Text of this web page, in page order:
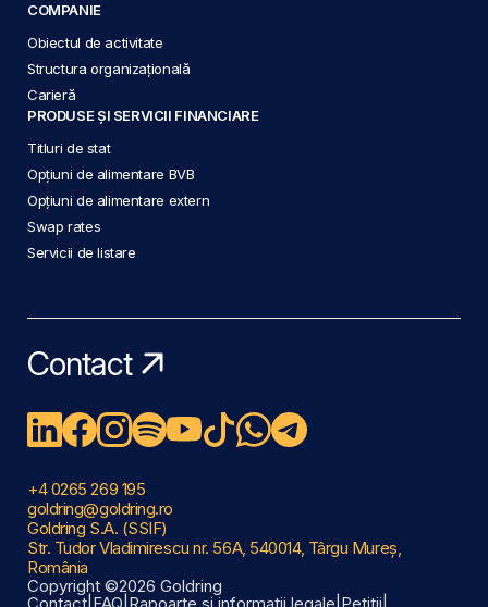
COMPANIE
Obiectul de activitate
Structura organizațională
Carieră
PRODUSE ȘI SERVICII FINANCIARE
Titluri de stat
Opțiuni de alimentare BVB
Opțiuni de alimentare extern
Swap rates
Servicii de listare
Contact
+4 0265 269 195
goldring@goldring.ro
Goldring S.A. (SSIF)
Str. Tudor Vladimirescu nr. 56A, 540014, Târgu Mureș,
România
Copyright ©2026 Goldring